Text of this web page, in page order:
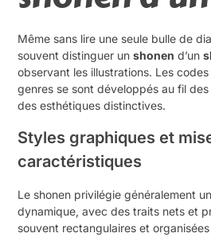
Même sans lire une seule bulle de
souvent distinguer unshonen d’un
observant les illustrations. Les
genres se sont développés au fil
des esthétiques distinctives.
Styles graphiques et
caractéristiques
Le shonen privilégie généralement
dynamique, avec des traits nets et
souvent rectangulaires et